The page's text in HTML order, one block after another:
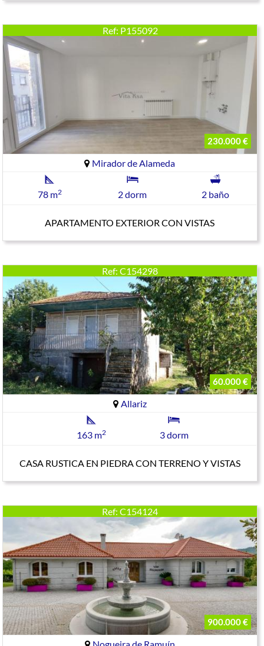
Ref: P155092
230.000 €
Mirador de Alameda
78 m2 2 dorm 2 baño
APARTAMENTO EXTERIOR CON VISTAS
Ref: C154298
60.000 €
Allariz
163 m2 3 dorm
CASA RUSTICA EN PIEDRA CON TERRENO Y VISTAS
Ref: C154124
900.000 €